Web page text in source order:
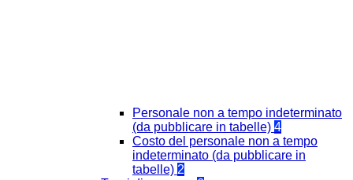
Personale non a tempo indeterminato
(da pubblicare in tabelle) 4
Costo del personale non a tempo
indeterminato (da pubblicare in
tabelle) 2